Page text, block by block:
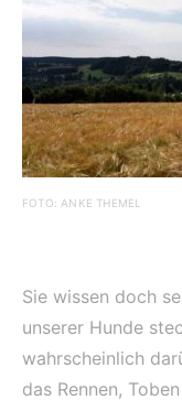
FOTO: ANKE THEMEL
Sie wissen doch
unserer Hunde
wahrscheinlich
das Rennen,